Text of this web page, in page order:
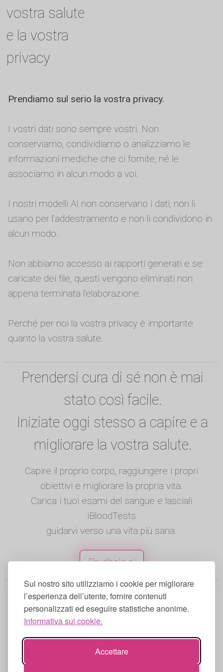
Sul nostro sito utilizziamo i cookie per migliorare
l’esperienza dell’utente, fornire contenuti
personalizzati ed eseguire statistiche anonime.
Informativa sui cookie.
Accettare
vostra salute
e la vostra
privacy
Prendiamo sul serio la vostra privacy.
I vostri dati sono sempre vostri. Non
conserviamo, condividiamo o analizziamo le
informazioni mediche che ci fornite, né le
associamo in alcun modo a voi.
I nostri modelli AI non conservano i dati, non li
usano per l'addestramento e non li condividono in
alcun modo.
Non abbiamo accesso ai rapporti generati e se
caricate dei file, questi vengono eliminati non
appena terminata l'elaborazione.
Perché per noi la vostra privacy è importante
quanto la vostra salute.
Prendersi cura di sé non è mai
stato così facile.
Iniziate oggi stesso a capire e a
migliorare la vostra salute.
Capire il proprio corpo, raggiungere i propri
obiettivi e migliorare la propria vita.
Carica i tuoi esami del sangue e lasciali
iBloodTests
guidarvi verso una vita più sana.
Pruébala sì
© 2025 iBloodTests. Tutti i diritti
riservati.
Inglese|Spagnolo
Portoghese|Tedesco|Italiano
Condizioni di utilizzo|Informativa sulla